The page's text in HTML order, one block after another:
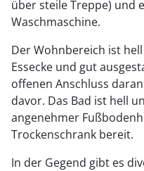
über steile Treppe) und
Waschmaschine.
Der Wohnbereich ist
Essecke und gut
offenen Anschluss
davor. Das Bad ist hell
angenehmer
Trockenschrank bereit.
In der Gegend gibt es